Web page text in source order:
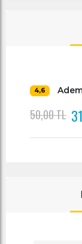
4,6
50,00 TL